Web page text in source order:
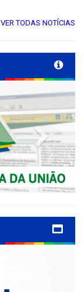
VER TODAS NOTÍCIAS
Next